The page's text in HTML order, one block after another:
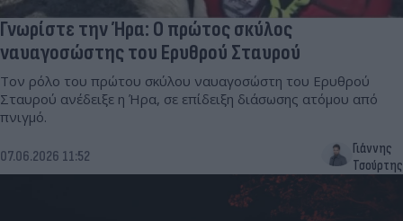
Γνωρίστε την Ήρα: Ο πρώτος σκύλος
ναυαγοσώστης του Ερυθρού Σταυρού
Τον ρόλο του πρώτου σκύλου ναυαγοσώστη του Ερυθρού
Σταυρού ανέδειξε η Ήρα, σε επίδειξη διάσωσης ατόμου από
πνιγμό.
07.06.2026 11:52
Γιάννης
Τσούρτης